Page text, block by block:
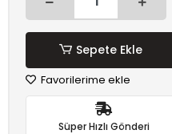
Sepete Ekle
Favorilerime ekle
Süper Hızlı Gönderi